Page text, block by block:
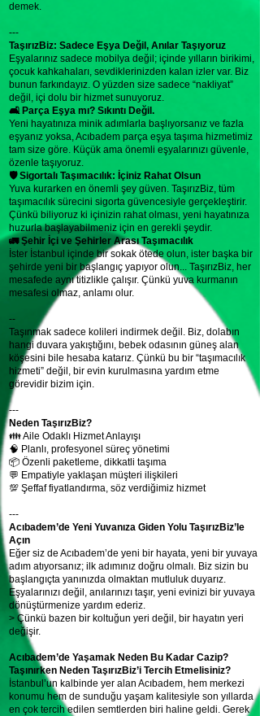
demek.
---
TaşırızBiz: Sadece Eşya Değil, Anılar Taşıyoruz
Eşyalarınız sadece mobilya değil; içinde yılların birikimi,
çocuk kahkahaları, sevdiklerinizden kalan izler var. Biz
bunun farkındayız. O yüzden size sadece “nakliyat”
değil, içi dolu bir hizmet sunuyoruz.
🛋 Parça Eşya mı? Sıkıntı Değil.
Yeni hayatınıza minik adımlarla başlıyorsanız ve fazla
eşyanız yoksa, Acıbadem parça eşya taşıma hizmetimiz
tam size göre. Küçük ama önemli eşyalarınızı güvenle,
özenle taşıyoruz.
🛡 Sigortalı Taşımacılık: İçiniz Rahat Olsun
Yuva kurarken en önemli şey güven. TaşırızBiz, tüm
taşımacılık sürecini sigorta güvencesiyle gerçekleştirir.
Çünkü biliyoruz ki içinizin rahat olması, yeni hayatınıza
huzurla başlayabilmeniz için en gerekli şeydir.
🚛 Şehir İçi ve Şehirler Arası Taşımacılık
İster İstanbul içinde bir sokak ötede olun, ister başka bir
şehirde yeni bir başlangıç yapıyor olun... TaşırızBiz, her
mesafede aynı titizlikle çalışır. Çünkü yuva kurmanın
mesafesi olmaz, anlamı olur.
--
Taşınmak sadece kolileri indirmek değil. Biz, dolabın
hangi duvara yakıştığını, bebek odasının güneş alan
köşesini bile hesaba katarız. Çünkü bu bir “taşımacılık
hizmeti” değil, bir evin kurulmasına yardım etme
görevidir bizim için.
---
Neden TaşırızBiz?
👪 Aile Odaklı Hizmet Anlayışı
🧠 Planlı, profesyonel süreç yönetimi
📦 Özenli paketleme, dikkatli taşıma
💬 Empatiyle yaklaşan müşteri ilişkileri
💯 Şeffaf fiyatlandırma, söz verdiğimiz hizmet
---
Acıbadem’de Yeni Yuvanıza Giden Yolu TaşırızBiz’le
Açın
Eğer siz de Acıbadem’de yeni bir hayata, yeni bir yuvaya
adım atıyorsanız; ilk adımınız doğru olmalı. Biz sizin bu
başlangıçta yanınızda olmaktan mutluluk duyarız.
Eşyalarınızı değil, anılarınızı taşır, yeni evinizi bir yuvaya
dönüştürmenize yardım ederiz.
> Çünkü bazen bir koltuğun yeri değil, bir hayatın yeri
değişir.
Acıbadem’de Yaşamak Neden Bu Kadar Cazip?
Taşınırken Neden TaşırızBiz’i Tercih Etmelisiniz?
İstanbul’un kalbinde yer alan Acıbadem, hem merkezi
konumu hem de sunduğu yaşam kalitesiyle son yıllarda
en çok tercih edilen semtlerden biri haline geldi. Gerek